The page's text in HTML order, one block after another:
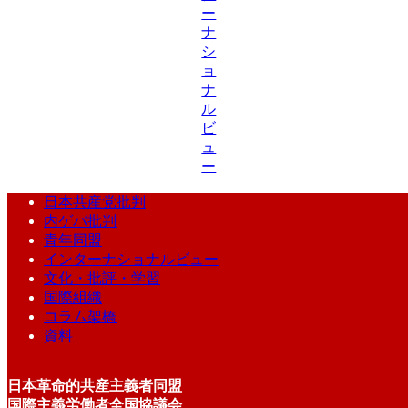
ー
ナ
シ
ョ
ナ
ル
ビ
ュ
ー
日本共産党批判
内ゲバ批判
青年同盟
インターナショナルビュー
文化・批評・学習
国際組織
コラム架橋
資料
日本革命的共産主義者同盟